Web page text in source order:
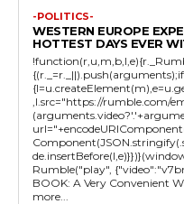
-POLITICS-
WESTERN EUROPE
HOTTEST DAYS EVER
,l.src="https://rumble.com/
Rumble("play",
BOOK: A Very Convenient
more...